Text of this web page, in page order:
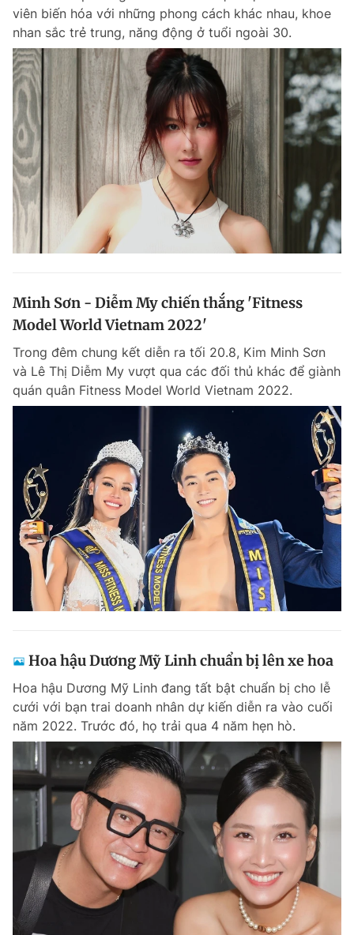
viên biến hóa với những phong cách khác nhau, khoe
nhan sắc trẻ trung, năng động ở tuổi ngoài 30.
Minh Sơn - Diễm My chiến thắng 'Fitness
Model World Vietnam 2022'
Trong đêm chung kết diễn ra tối 20.8, Kim Minh Sơn
và Lê Thị Diễm My vượt qua các đối thủ khác để giành
quán quân Fitness Model World Vietnam 2022.
Hoa hậu Dương Mỹ Linh chuẩn bị lên xe hoa
Hoa hậu Dương Mỹ Linh đang tất bật chuẩn bị cho lễ
cưới với bạn trai doanh nhân dự kiến diễn ra vào cuối
năm 2022. Trước đó, họ trải qua 4 năm hẹn hò.